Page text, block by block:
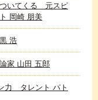
ついてくる 元スピ
岡崎 朋美
浩
家 山田 五郎
力 タレント パト